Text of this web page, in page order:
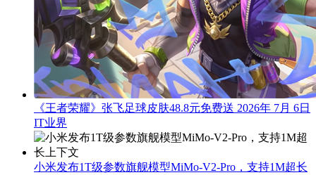
《王者荣耀》张飞足球皮肤48.8元免费送 2026年 7月 6日
IT业界
小米发布1T级参数旗舰模型MiMo-V2-Pro，支持1M超长